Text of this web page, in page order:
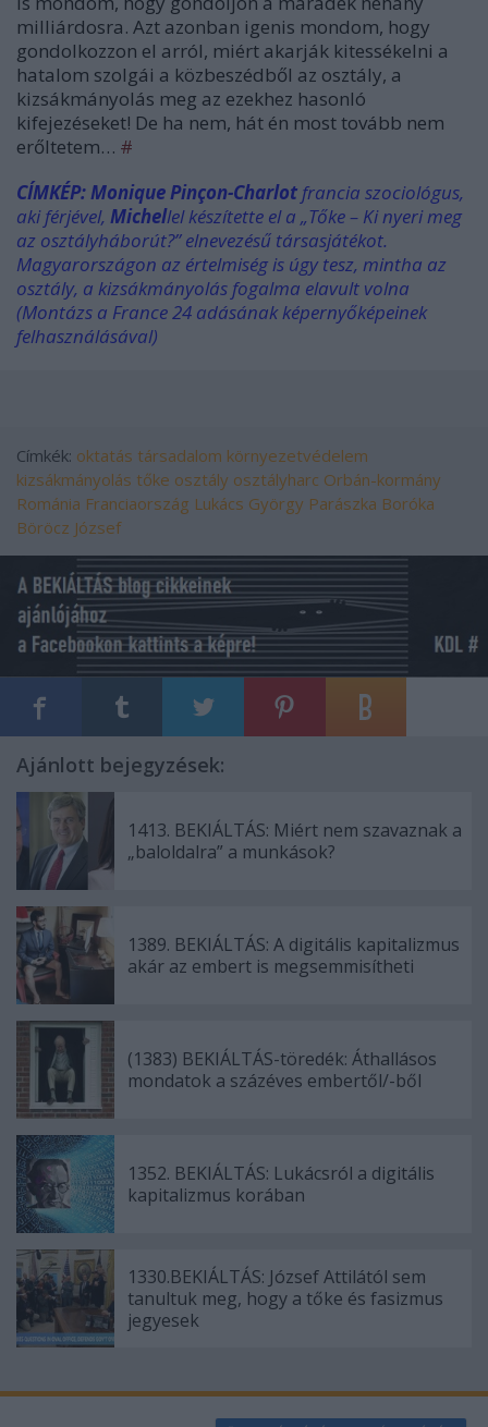
milliárdosra. Azt azonban igenis mondom, hogy
gondolkozzon el arról, miért akarják kitessékelni a
hatalom szolgái a közbeszédből az osztály, a
kizsákmányolás meg az ezekhez hasonló
kifejezéseket! De ha nem, hát én most tovább nem
erőltetem… #
CÍMKÉP:Monique Pinçon-Charlot francia szociológus,
aki férjével, Michellel készítette el a „Tőke – Ki nyeri meg
az osztályháborút?” elnevezésű társasjátékot.
Magyarországon az értelmiség is úgy tesz, mintha az
osztály, a kizsákmányolás fogalma elavult volna
(Montázs a France 24 adásának képernyőképeinek
felhasználásával)
Címkék: oktatás társadalom környezetvédelem
kizsákmányolás tőke osztály osztályharc Orbán-kormány
Románia Franciaország Lukács György Parászka Boróka
Böröcz József
Ajánlott bejegyzések:
1413. BEKIÁLTÁS: Miért nem szavaznak a
„baloldalra” a munkások?
1389. BEKIÁLTÁS: A digitális kapitalizmus
akár az embert is megsemmisítheti
(1383) BEKIÁLTÁS-töredék: Áthallásos
mondatok a százéves embertől/-ből
1352. BEKIÁLTÁS: Lukácsról a digitális
kapitalizmus korában
1330.BEKIÁLTÁS: József Attilától sem
tanultuk meg, hogy a tőke és fasizmus
jegyesek